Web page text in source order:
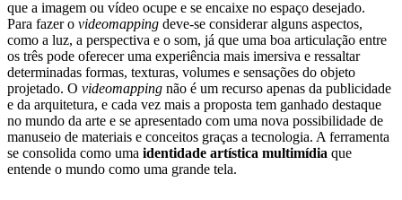
que a imagem ou vídeo ocupe e se encaixe no espaço desejado.
Para fazer o videomapping deve-se considerar alguns aspectos,
como a luz, a perspectiva e o som, já que uma boa articulação entre
os três pode oferecer uma experiência mais imersiva e ressaltar
determinadas formas, texturas, volumes e sensações do objeto
projetado. O videomapping não é um recurso apenas da publicidade
e da arquitetura, e cada vez mais a proposta tem ganhado destaque
no mundo da arte e se apresentado com uma nova possibilidade de
manuseio de materiais e conceitos graças a tecnologia. A ferramenta
se consolida como uma identidade artística multimídia que
entende o mundo como uma grande tela.